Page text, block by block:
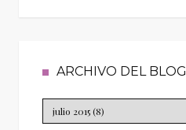
ARCHIVO DEL BLOG